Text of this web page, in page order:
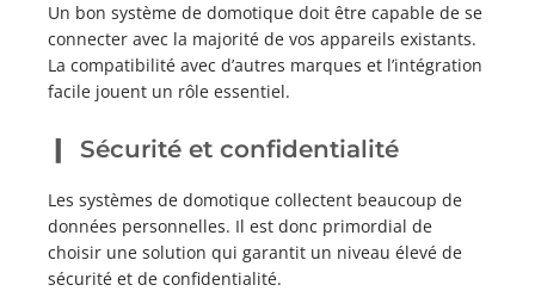
Un bon système de domotique doit être capable de se
connecter avec la majorité de vos appareils existants.
La compatibilité avec d’autres marques et l’intégration
facile jouent un rôle essentiel.
Sécurité et confidentialité
Les systèmes de domotique collectent beaucoup de
données personnelles. Il est donc primordial de
choisir une solution qui garantit un niveau élevé de
sécurité et de confidentialité.